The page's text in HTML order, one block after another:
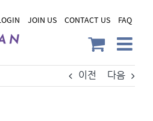
JOIN US CONTACT US FAQ
이전 다음